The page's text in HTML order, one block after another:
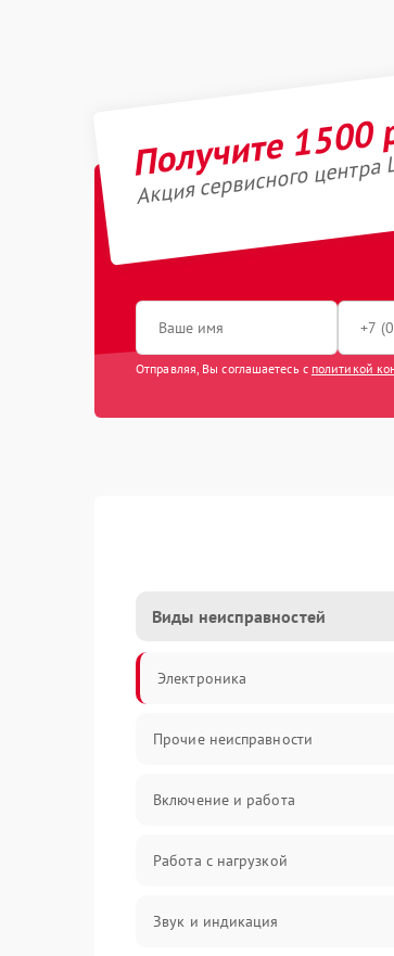
Получите
Акция сервисного
Отправляя, Вы соглашаетесь с политикой
Виды неисправностей
Электроника
Прочие неисправности
Включение и работа
Работа с нагрузкой
Звук и индикация